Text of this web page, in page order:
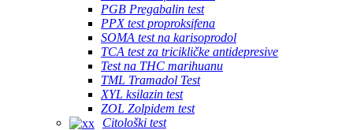
PGB Pregabalin test
PPX test proproksifena
SOMA test na karisoprodol
TCA test za tricikličke antidepresive
Test na THC marihuanu
TML Tramadol Test
XYL ksilazin test
ZOL Zolpidem test
Citološki test